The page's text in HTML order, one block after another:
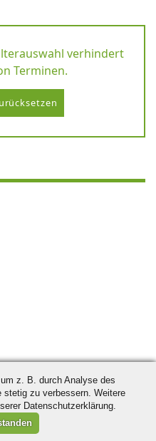
verhindert
Terminen.
z. B. durch Analyse des
stetig zu verbessern. Weitere
Datenschutzerklärung.